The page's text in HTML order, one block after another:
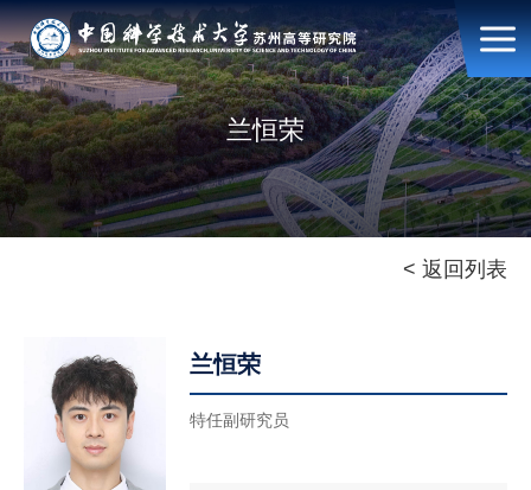
兰恒荣
< 返回列表
兰恒荣
特任副研究员